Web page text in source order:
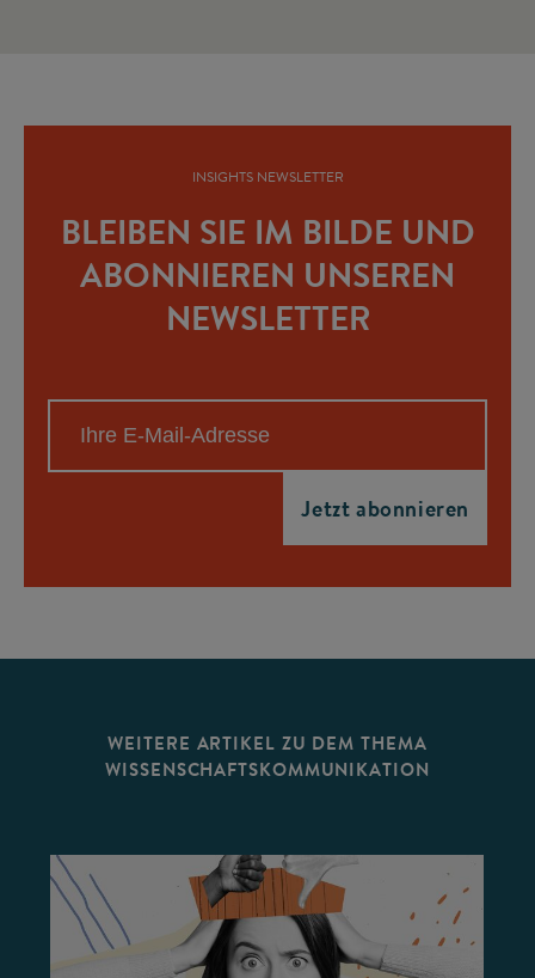
INSIGHTS NEWSLETTER
BLEIBEN SIE IM BILDE UND
ABONNIEREN UNSEREN
NEWSLETTER
WEITERE ARTIKEL ZU DEM THEMA
WISSENSCHAFTSKOMMUNIKATION